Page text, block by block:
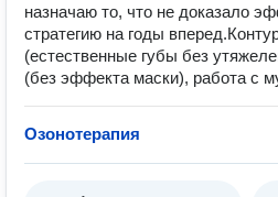
назначаю то, что не доказало
стратегию на годы
(естественные губы без
(без эффекта маски), работа с
Озонотерапия